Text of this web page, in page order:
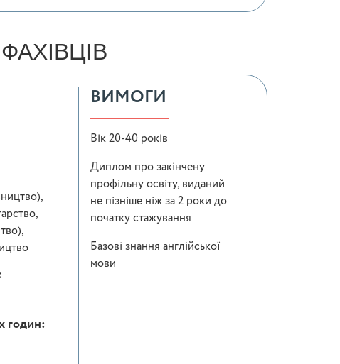
годин:
ВИМОГИ
Вік 20-40 років
Диплом про закінчену
профільну освіту, виданий
не пізніше ніж за 2 роки до
початку стажування
Базові знання англійської
мови